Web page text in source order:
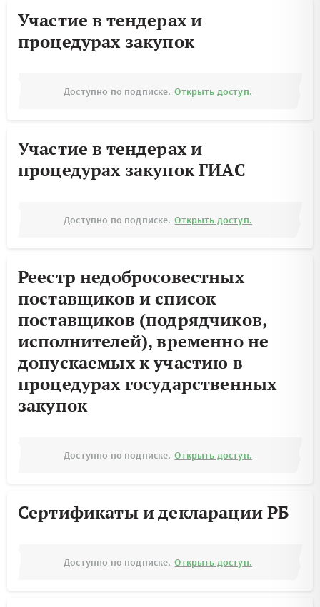
Участие в тендерах и
процедурах закупок
Доступно по подписке. Открыть доступ.
Участие в тендерах и
процедурах закупок ГИАС
Доступно по подписке. Открыть доступ.
Реестр недобросовестных
поставщиков и список
поставщиков (подрядчиков,
исполнителей), временно не
допускаемых к участию в
процедурах государственных
закупок
Доступно по подписке. Открыть доступ.
Сертификаты и декларации РБ
Доступно по подписке. Открыть доступ.